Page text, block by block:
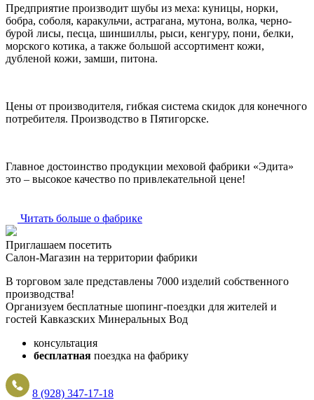
Предприятие производит шубы из меха: куницы, норки,
бобра, соболя, каракульчи, астрагана, мутона, волка, черно-
бурой лисы, песца, шиншиллы, рыси, кенгуру, пони, белки,
морского котика, а также большой ассортимент кожи,
дубленой кожи, замши, питона.
Цены от производителя, гибкая система скидок для конечного
потребителя. Производство в Пятигорске.
Главное достоинство продукции меховой фабрики «Эдита»
это – высокое качество по привлекательной цене!
Читать больше о фабрике
Приглашаем посетить
Салон-Магазин на территории фабрики
В торговом зале представлены 7000 изделий собственного
производства!
Организуем бесплатные шопинг-поездки для жителей и
гостей Кавказских Минеральных Вод
консультация
бесплатная поездка на фабрику
8 (928) 347-17-18